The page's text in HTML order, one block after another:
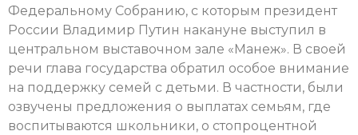
Федеральному Собранию, с которым президент
России Владимир Путин накануне выступил в
центральном выставочном зале «Манеж». В своей
речи глава государства обратил особое внимание
на поддержку семей с детьми. В частности, были
озвучены предложения о выплатах семьям, где
воспитываются школьники, о стопроцентной